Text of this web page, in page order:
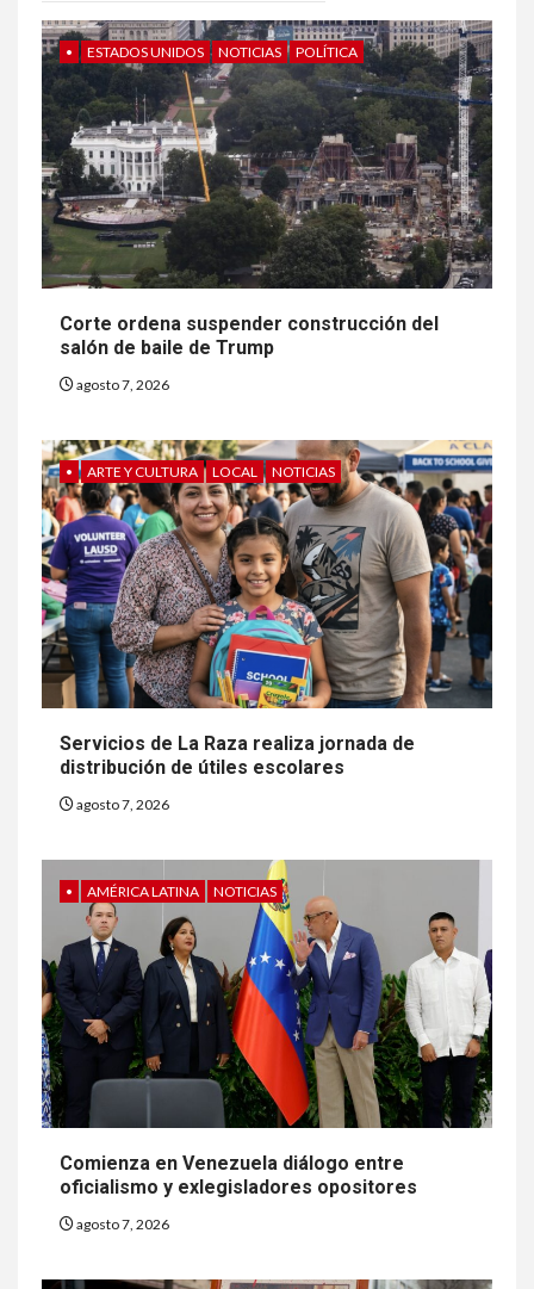
• ESTADOS UNIDOS NOTICIAS POLÍTICA
Corte ordena suspender construcción del
salón de baile de Trump
agosto 7, 2026
• ARTE Y CULTURA LOCAL NOTICIAS
Servicios de La Raza realiza jornada de
distribución de útiles escolares
agosto 7, 2026
• AMÉRICA LATINA NOTICIAS
Comienza en Venezuela diálogo entre
oficialismo y exlegisladores opositores
agosto 7, 2026